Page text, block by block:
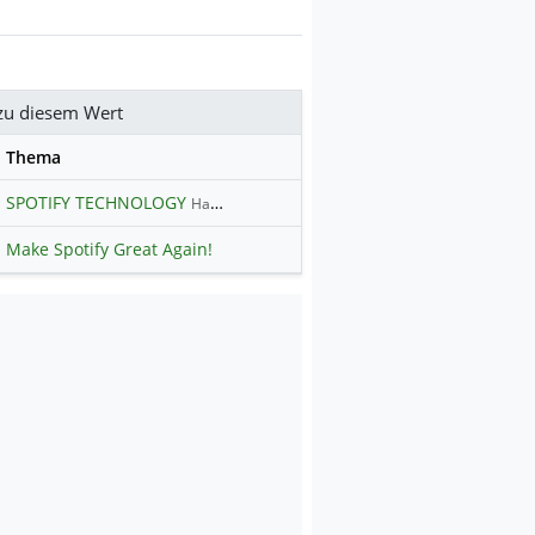
diesem Wert
Thema
SPOTIFY TECHNOLOGY Hauptdiskussion
Make Spotify Great Again!